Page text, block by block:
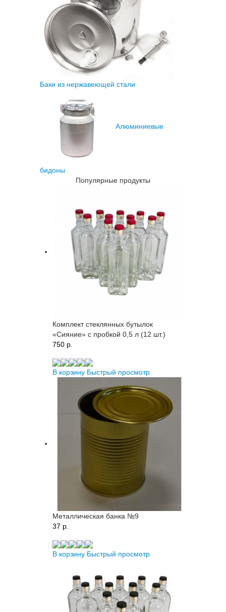
Баки из нержавеющей стали
Алюминиевые
бидоны
Популярные продукты
Комплект стеклянных бутылок
«Сияние» с пробкой 0,5 л (12 шт.)
750 p.
В корзину Быстрый просмотр
Металлическая банка №9
37 p.
В корзину Быстрый просмотр